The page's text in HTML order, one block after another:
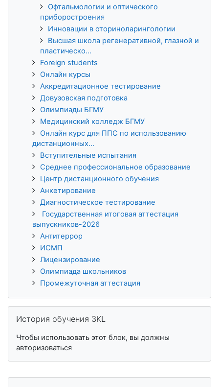
Офтальмологии и оптического
приборостроения
Инновации в оториноларингологии
Высшая школа регенеративной, глазной и
пластическо...
Foreign students
Онлайн курсы
Аккредитационное тестирование
Довузовская подготовка
Олимпиады БГМУ
Медицинский колледж БГМУ
Онлайн курс для ППС по использованию
дистанционных...
Вступительные испытания
Среднее профессиональное образование
Центр дистанционного обучения
Анкетирование
Диагностическое тестирование
Государственная итоговая аттестация
выпускников-2026
Антитеррор
ИСМП
Лицензирование
Олимпиада школьников
Промежуточная аттестация
История обучения 3KL
Чтобы использовать этот блок, вы должны
авторизоваться